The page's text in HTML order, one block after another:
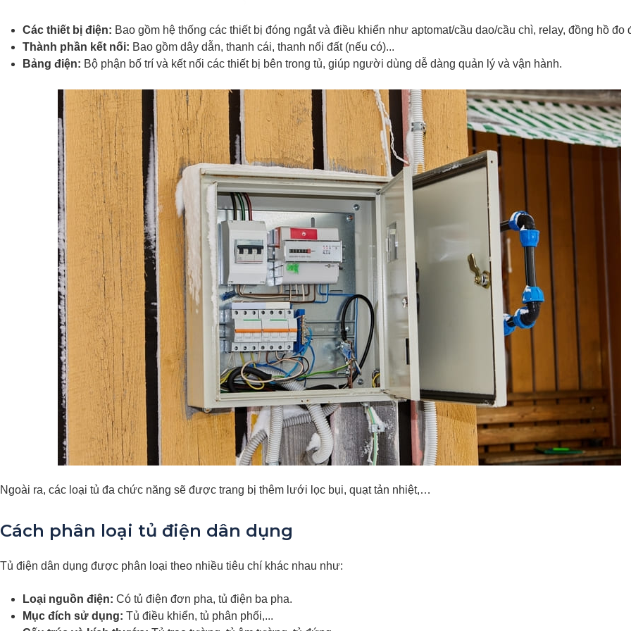
Các thiết bị điện: Bao gồm hệ thống các thiết bị đóng ngắt và điều khiển như aptomat/cầu dao/cầu chì, relay, đồng hồ đo
Thành phần kết nối: Bao gồm dây dẫn, thanh cái, thanh nối đất (nếu có)...
Bảng điện: Bộ phận bố trí và kết nối các thiết bị bên trong tủ, giúp người dùng dễ dàng quản lý và vận hành.
Ngoài ra, các loại tủ đa chức năng sẽ được trang bị thêm lưới lọc bụi, quạt tản nhiệt,…
Cách phân loại tủ điện dân dụng
Tủ điện dân dụng được phân loại theo nhiều tiêu chí khác nhau như:
Loại nguồn điện: Có tủ điện đơn pha, tủ điện ba pha.
Mục đích sử dụng: Tủ điều khiển, tủ phân phối,...